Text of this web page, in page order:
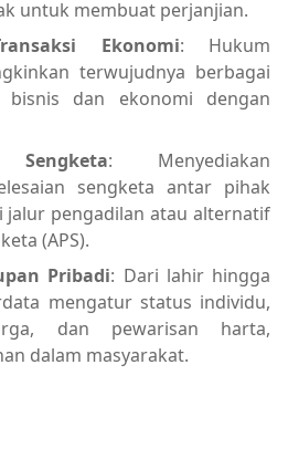
untuk membuat perjanjian.
Ekonomi: Hukum
terwujudnya berbagai
bisnis dan ekonomi dengan
Sengketa: Menyediakan
sengketa antar pihak
jalur pengadilan atau alternatif
(APS).
Pribadi: Dari lahir hingga
mengatur status individu,
dan pewarisan harta,
dalam masyarakat.